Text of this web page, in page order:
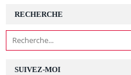
SUIVEZ-MOI
RECHERCHE